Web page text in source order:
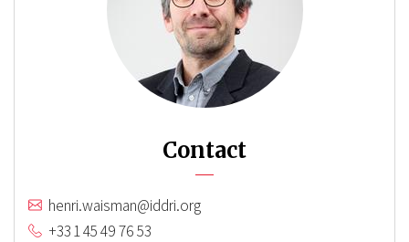
Contact
henri.waisman@iddri.org
+33 1 45 49 76 53